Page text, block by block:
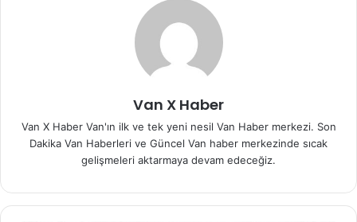
Van X Haber
Van X Haber Van'ın ilk ve tek yeni nesil Van Haber merkezi. Son
Dakika Van Haberleri ve Güncel Van haber merkezinde sıcak
gelişmeleri aktarmaya devam edeceğiz.